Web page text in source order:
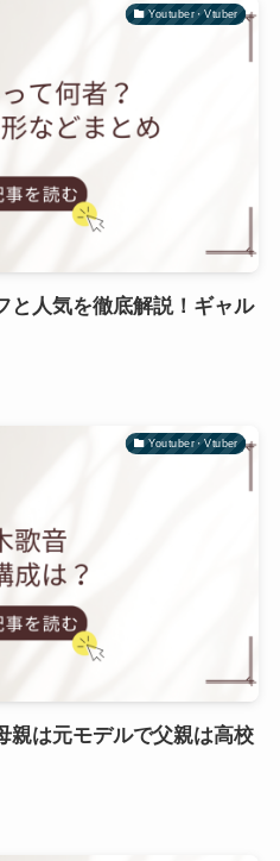
Youtuber・Vtuber
と人気を徹底解説！ギャル
Youtuber・Vtuber
親は元モデルで父親は高校